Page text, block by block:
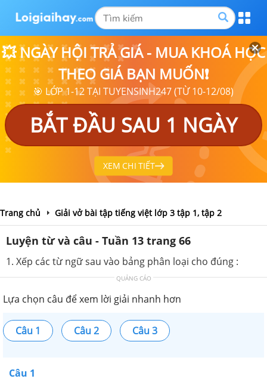
💥 NGÀY HỘI TRẢ GIÁ - MUA KHOÁ HỌC
THEO GIÁ BẠN MUỐN❗
🎯 LỚP 1-12 TẠI TUYENSINH247 (TỪ 10-12/08)
BẮT ĐẦU SAU 1 NGÀY
XEM CHI TIẾT
Trang chủ Giải vở bài tập tiếng việt lớp 3 tập 1, tập 2
Luyện từ và câu - Tuần 13 trang 66
1. Xếp các từ ngữ sau vào bảng phân loại cho đúng :
QUẢNG CÁO
Lựa chọn câu để xem lời giải nhanh hơn
Câu 1 Câu 2 Câu 3
Câu 1